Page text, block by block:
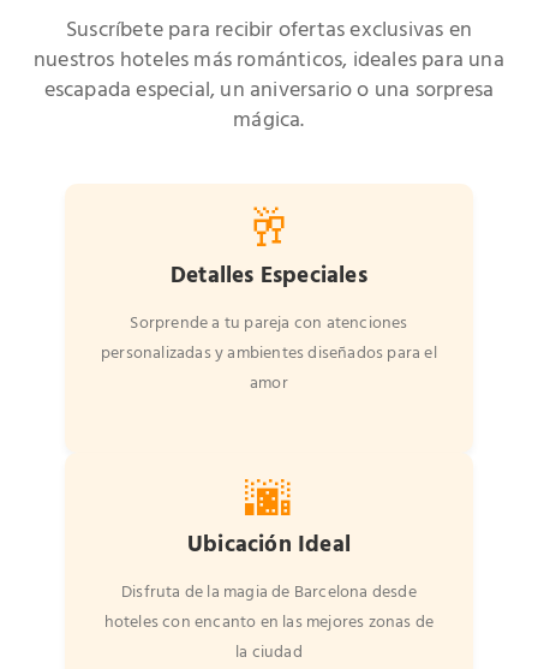
Suscríbete para recibir ofertas exclusivas en
nuestros hoteles más románticos, ideales para una
escapada especial, un aniversario o una sorpresa
mágica.
🥂
Detalles Especiales
Sorprende a tu pareja con atenciones
personalizadas y ambientes diseñados para el
amor
🌆
Ubicación Ideal
Disfruta de la magia de Barcelona desde
hoteles con encanto en las mejores zonas de
la ciudad